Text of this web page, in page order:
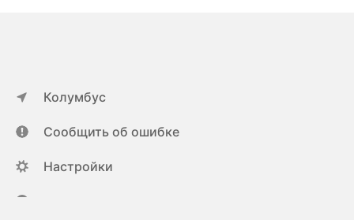
Колумбус
Сообщить об ошибке
Настройки